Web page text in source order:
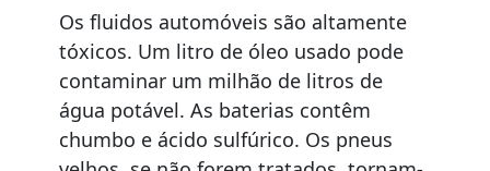
Os fluidos automóveis são altamente
tóxicos. Um litro de óleo usado pode
contaminar um milhão de litros de
água potável. As baterias contêm
chumbo e ácido sulfúrico. Os pneus